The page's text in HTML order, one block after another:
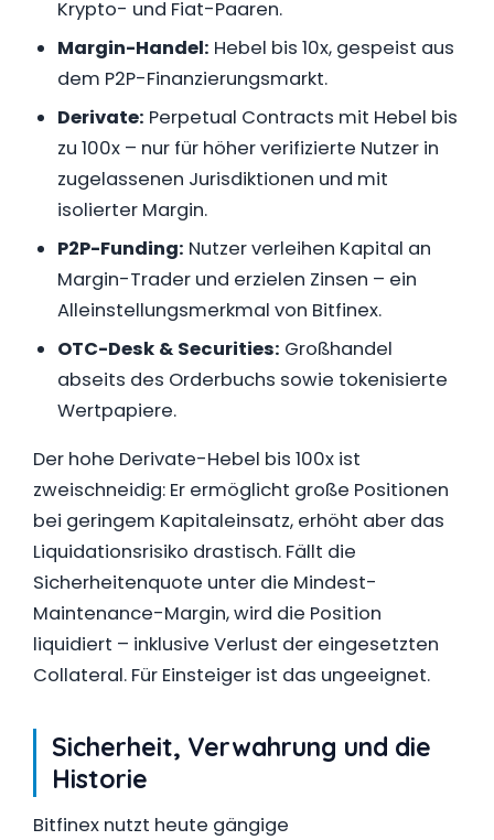
Krypto- und Fiat-Paaren.
Margin-Handel: Hebel bis 10x, gespeist aus
dem P2P-Finanzierungsmarkt.
Derivate: Perpetual Contracts mit Hebel bis
zu 100x – nur für höher verifizierte Nutzer in
zugelassenen Jurisdiktionen und mit
isolierter Margin.
P2P-Funding: Nutzer verleihen Kapital an
Margin-Trader und erzielen Zinsen – ein
Alleinstellungsmerkmal von Bitfinex.
OTC-Desk & Securities: Großhandel
abseits des Orderbuchs sowie tokenisierte
Wertpapiere.
Der hohe Derivate-Hebel bis 100x ist
zweischneidig: Er ermöglicht große Positionen
bei geringem Kapitaleinsatz, erhöht aber das
Liquidationsrisiko drastisch. Fällt die
Sicherheitenquote unter die Mindest-
Maintenance-Margin, wird die Position
liquidiert – inklusive Verlust der eingesetzten
Collateral. Für Einsteiger ist das ungeeignet.
Sicherheit, Verwahrung und die
Historie
Bitfinex nutzt heute gängige